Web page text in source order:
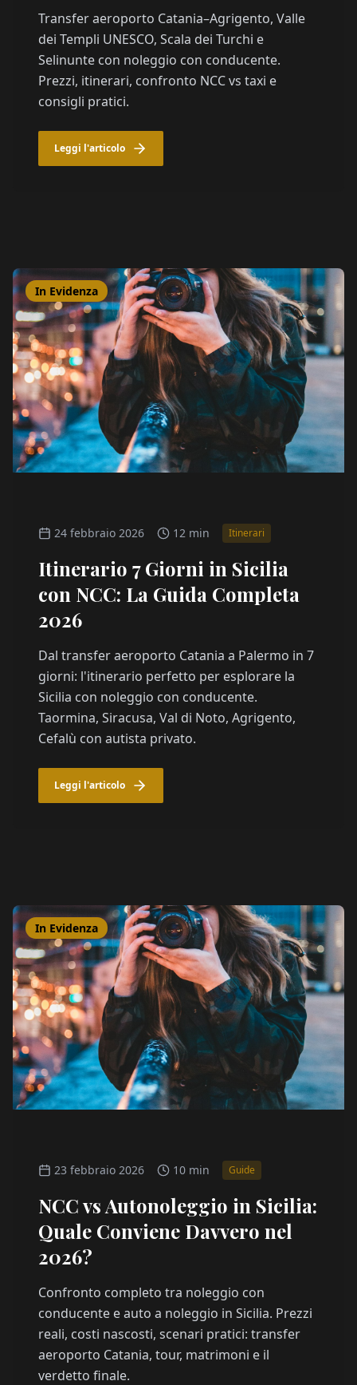
Transfer aeroporto Catania–Agrigento, Valle
dei Templi UNESCO, Scala dei Turchi e
Selinunte con noleggio con conducente.
Prezzi, itinerari, confronto NCC vs taxi e
consigli pratici.
Leggi l'articolo
In Evidenza
24 febbraio 2026 12 min Itinerari
Itinerario 7 Giorni in Sicilia
con NCC: La Guida Completa
2026
Dal transfer aeroporto Catania a Palermo in 7
giorni: l'itinerario perfetto per esplorare la
Sicilia con noleggio con conducente.
Taormina, Siracusa, Val di Noto, Agrigento,
Cefalù con autista privato.
Leggi l'articolo
In Evidenza
23 febbraio 2026 10 min Guide
NCC vs Autonoleggio in Sicilia:
Quale Conviene Davvero nel
2026?
Confronto completo tra noleggio con
conducente e auto a noleggio in Sicilia. Prezzi
reali, costi nascosti, scenari pratici: transfer
aeroporto Catania, tour, matrimoni e il
verdetto finale.